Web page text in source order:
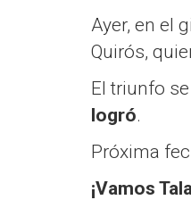
Ayer, en el
Quirós,
El triunfo
logró.
Próxima
¡Vamos